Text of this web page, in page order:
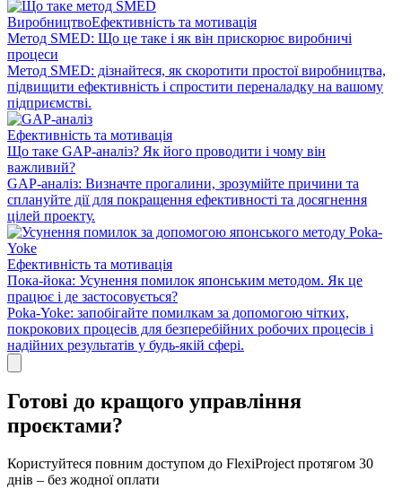
ВиробництвоЕфективність та мотивація
Метод SMED: Що це таке і як він прискорює виробничі
процеси
Метод SMED: дізнайтеся, як скоротити простої виробництва,
підвищити ефективність і спростити переналадку на вашому
підприємстві.
Ефективність та мотивація
Що таке GAP-аналіз? Як його проводити і чому він
важливий?
GAP-аналіз: Визначте прогалини, зрозумійте причини та
сплануйте дії для покращення ефективності та досягнення
цілей проекту.
Ефективність та мотивація
Пока-йока: Усунення помилок японським методом. Як це
працює і де застосовується?
Poka-Yoke: запобігайте помилкам за допомогою чітких,
покрокових процесів для безперебійних робочих процесів і
надійних результатів у будь-якій сфері.
Готові до кращого управління
проєктами?
Користуйтеся повним доступом до FlexiProject протягом 30
днів – без жодної оплати